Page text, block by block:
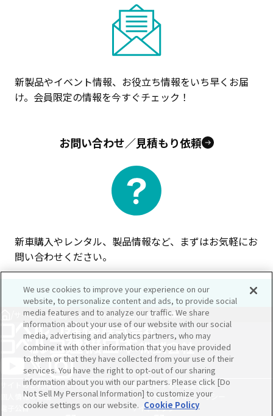
新製品やイベント情報、お役立ち情報をいち早くお届
け。会員限定の情報を今すぐチェック！
お問い合わせ／見積もり依頼
新車購入やレンタル、製品情報など、まずはお気軽にお
問い合わせください。
サービス・部品/ショベルの純正部品 /潤滑油/尿素水
サイトのご利用について
製品に関するご留意事項
個人情報の保護
ソーシャルメディアポリシー
電子公告
サイトマップ
We use cookies to improve your experience on our
website, to personalize content and ads, to provide social
media features and to analyze our traffic. We share
information about your use of our website with our social
media, advertising and analytics partners, who may
combine it with other information that you have provided
to them or that they have collected from your use of their
services. You have the right to opt-out of our sharing
information about you with our partners. Please click [Do
Not Sell My Personal Information] to customize your
cookie settings on our website. Cookie Policy